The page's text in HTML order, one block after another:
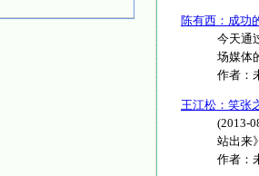
陈有西：成功
今天通
场媒体
作者：
王江松：笑张
(2013-
站出来
作者：